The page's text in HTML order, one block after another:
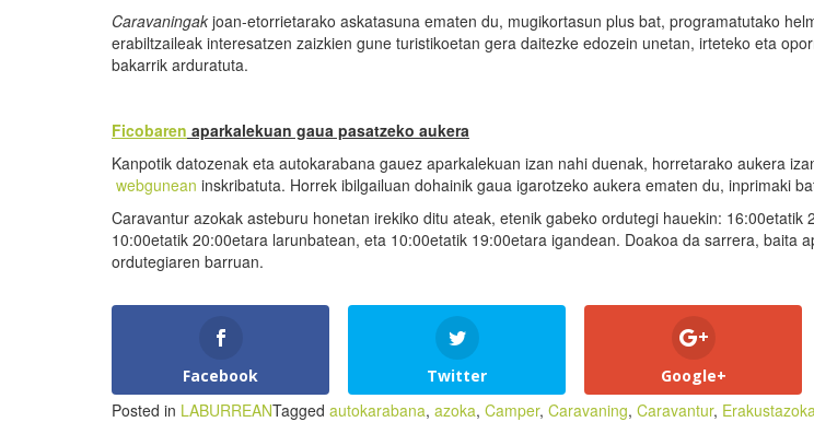
Caravaningak joan-etorrietarako askatasuna ematen du, mugikortasun plus bat, programatutako
erabiltzaileak interesatzen zaizkien gune turistikoetan gera daitezke edozein unetan, irteteko eta
bakarrik arduratuta.
Ficobaren aparkalekuan gaua pasatzeko aukera
Kanpotik datozenak eta autokarabana gauez aparkalekuan izan nahi duenak, horretarako aukera
webgunean inskribatuta. Horrek ibilgailuan dohainik gaua igarotzeko aukera ematen du, inprimaki
Caravantur azokak asteburu honetan irekiko ditu ateak, etenik gabeko ordutegi hauekin: 16:00etatik
10:00etatik 20:00etara larunbatean, eta 10:00etatik 19:00etara igandean. Doakoa da sarrera, baita
ordutegiaren barruan.
Facebook Twitter Google+
Posted in LABURREANTagged autokarabana, azoka, Camper, Caravaning, Caravantur,